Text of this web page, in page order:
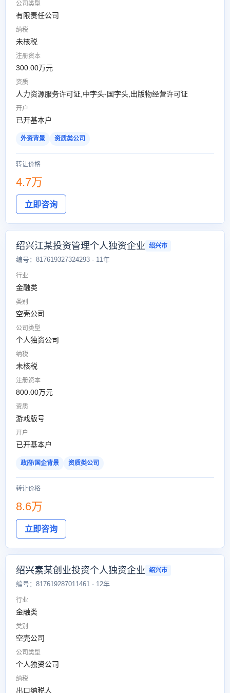
公司类型
有限责任公司
纳税
未核税
注册资本
300.00万元
资质
人力资源服务许可证,中字头-国字头,出版物经营许可证
开户
已开基本户
外资背景 资质类公司
转让价格
4.7万
立即咨询
绍兴江某投资管理个人独资企业 绍兴市
编号：817619327324293 · 11年
行业
金融类
类别
空壳公司
公司类型
个人独资公司
纳税
未核税
注册资本
800.00万元
资质
游戏版号
开户
已开基本户
政府/国企背景 资质类公司
转让价格
8.6万
立即咨询
绍兴素某创业投资个人独资企业 绍兴市
编号：817619287011461 · 12年
行业
金融类
类别
空壳公司
公司类型
个人独资公司
纳税
出口纳税人